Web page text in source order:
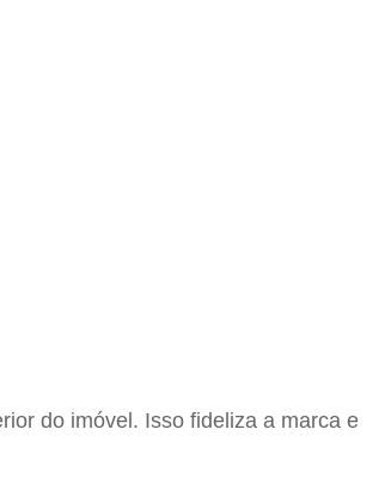
do imóvel. Isso fideliza a marca e